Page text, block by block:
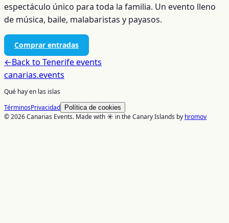
espectáculo único para toda la familia. Un evento lleno
de música, baile, malabaristas y payasos.
Comprar entradas
←Back to Tenerifeevents
canarias.events
Qué hay en las islas
TérminosPrivacidad Política de cookies
© 2026 Canarias Events. Made with ☀️ in the Canary Islands by hromov